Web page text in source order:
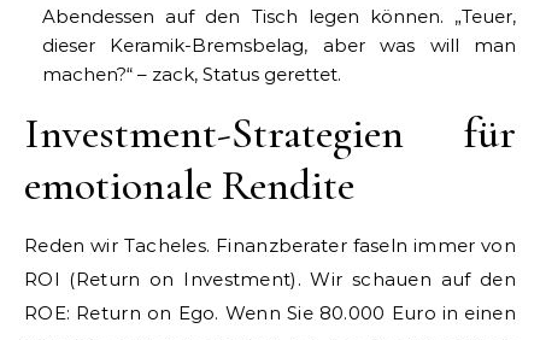
Abendessen auf den Tisch legen können. „Teuer,
dieser Keramik-Bremsbelag, aber was will man
machen?“ – zack, Status gerettet.
Investment-Strategien für
emotionale Rendite
Reden wir Tacheles. Finanzberater faseln immer von
ROI (Return on Investment). Wir schauen auf den
ROE: Return on Ego. Wenn Sie 80.000 Euro in einen